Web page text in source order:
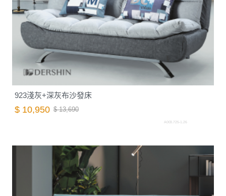
923淺灰+深灰布沙發床
$ 10,950 $ 13,690
A003.725-1.26